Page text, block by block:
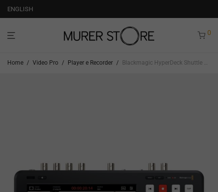
ENGLISH
0
Home / Video Pro / Player e Recorder / Blackmagic HyperDeck Shuttle 4K Pro 2TB